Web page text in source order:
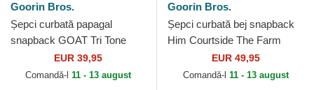
Goorin Bros.
Șepci curbată papagal
snapback GOAT Tri Tone
The Farm Goorin Bros.
EUR 39,95
Comandă-l 11 - 13 august
Goorin Bros.
Șepci curbată bej snapback
Him Courtside The Farm
Goorin Bros.EUR 49,95
Comandă-l 11 - 13 august